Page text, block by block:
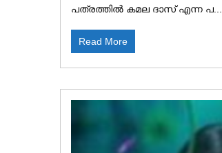
പത്രത്തിൽ കമല ദാസ് എന്ന പ...
Read More